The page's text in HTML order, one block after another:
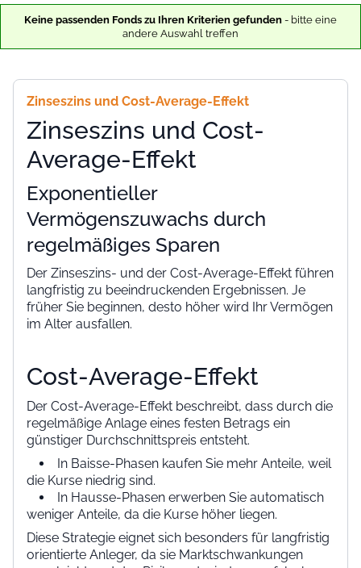
Keine passenden Fonds zu Ihren Kriterien gefunden- bitte eine
andere Auswahl treffen
Zinseszins und Cost-Average-Effekt
Zinseszins und Cost-
Average-Effekt
Exponentieller
Vermögenszuwachs durch
regelmäßiges Sparen
Der Zinseszins- und der Cost-Average-Effekt führen
langfristig zu beeindruckenden Ergebnissen. Je
früher Sie beginnen, desto höher wird Ihr Vermögen
im Alter ausfallen.
Cost-Average-Effekt
Der Cost-Average-Effekt beschreibt, dass durch die
regelmäßige Anlage eines festen Betrags ein
günstiger Durchschnittspreis entsteht.
In Baisse-Phasen kaufen Sie mehr Anteile, weil
die Kurse niedrig sind.
In Hausse-Phasen erwerben Sie automatisch
weniger Anteile, da die Kurse höher liegen.
Diese Strategie eignet sich besonders für langfristig
orientierte Anleger, da sie Marktschwankungen